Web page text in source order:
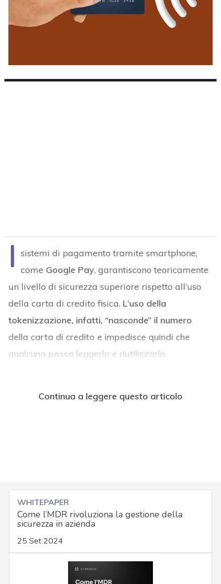
I sistemi di pagamento tramite smartphone,
come Google Pay, garantiscono teoricamente
un livello di sicurezza superiore rispetto all’uso
della carta di credito fisica. L’uso della
tokenizzazione, infatti, “nasconde” il numero
della carta di credito e impedisce quindi che
qualcuno possa leggerlo e riutilizzarlo.
Continua a leggere questo articolo
WHITEPAPER
Come l’MDR rivoluziona la gestione della
sicurezza in azienda
25 Set 2024